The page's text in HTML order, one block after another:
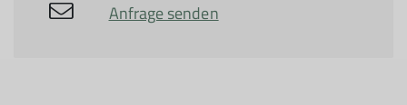
Anfrage senden